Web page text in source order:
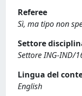
Referee
Sì, ma tipo non
Settore
Settore ING-IND/
Lingua del
English